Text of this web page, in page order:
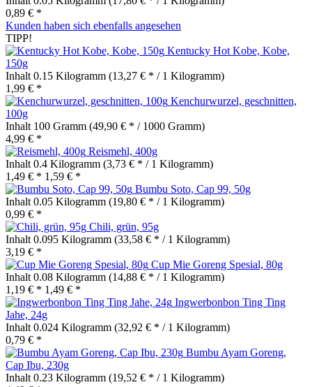
0,89 € *
Kunden haben sich ebenfalls angesehen
TIPP!
Kentucky Hot Kobe, Kobe,
150g
Inhalt 0.15 Kilogramm (13,27 € * / 1 Kilogramm)
1,99 € *
Kenchurwurzel, geschnitten,
100g
Inhalt 100 Gramm (49,90 € * / 1000 Gramm)
4,99 € *
Reismehl, 400g
Inhalt 0.4 Kilogramm (3,73 € * / 1 Kilogramm)
1,49 € * 1,59 € *
Bumbu Soto, Cap 99, 50g
Inhalt 0.05 Kilogramm (19,80 € * / 1 Kilogramm)
0,99 € *
Chili, grün, 95g
Inhalt 0.095 Kilogramm (33,58 € * / 1 Kilogramm)
3,19 € *
Cup Mie Goreng Spesial, 80g
Inhalt 0.08 Kilogramm (14,88 € * / 1 Kilogramm)
1,19 € * 1,49 € *
Ingwerbonbon Ting Ting
Jahe, 24g
Inhalt 0.024 Kilogramm (32,92 € * / 1 Kilogramm)
0,79 € *
Bumbu Ayam Goreng,
Cap Ibu, 230g
Inhalt 0.23 Kilogramm (19,52 € * / 1 Kilogramm)